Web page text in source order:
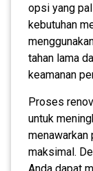
opsi yang
kebutuhan
tahan lama
keamanan
Proses
untuk
menawarkan
maksimal.
Anda dapat